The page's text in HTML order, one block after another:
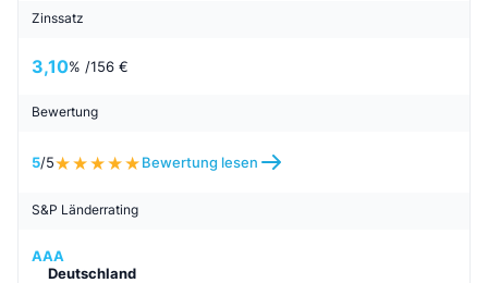
Zinssatz
3,10% /156 €
Bewertung
5/5 Bewertung lesen
S&P Länderrating
AAA
Deutschland